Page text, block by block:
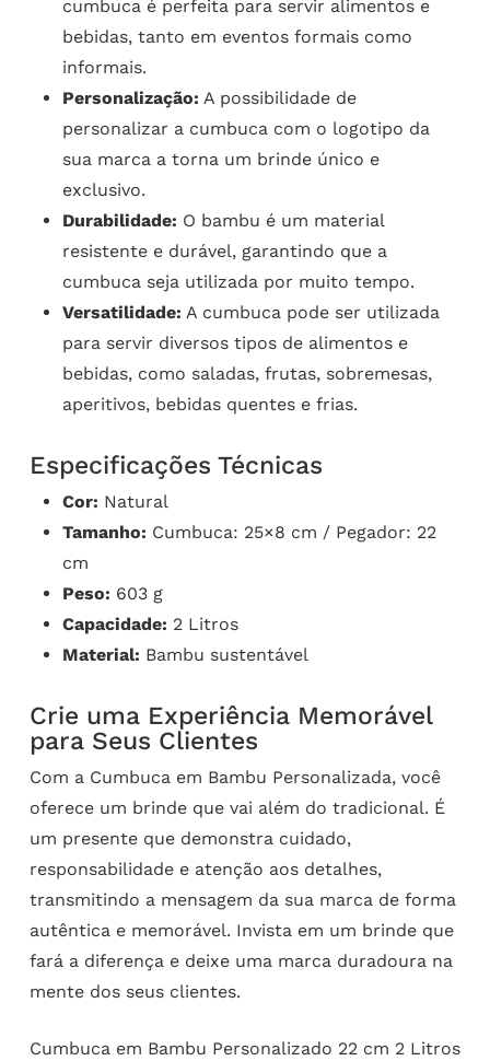
cumbuca é perfeita para servir alimentos e
bebidas, tanto em eventos formais como
informais.
Personalização: A possibilidade de
personalizar a cumbuca com o logotipo da
sua marca a torna um brinde único e
exclusivo.
Durabilidade: O bambu é um material
resistente e durável, garantindo que a
cumbuca seja utilizada por muito tempo.
Versatilidade: A cumbuca pode ser utilizada
para servir diversos tipos de alimentos e
bebidas, como saladas, frutas, sobremesas,
aperitivos, bebidas quentes e frias.
Especificações Técnicas
Cor: Natural
Tamanho: Cumbuca: 25×8 cm / Pegador: 22
cm
Peso: 603 g
Capacidade: 2 Litros
Material: Bambu sustentável
Crie uma Experiência Memorável
para Seus Clientes
Com a Cumbuca em Bambu Personalizada, você
oferece um brinde que vai além do tradicional. É
um presente que demonstra cuidado,
responsabilidade e atenção aos detalhes,
transmitindo a mensagem da sua marca de forma
autêntica e memorável. Invista em um brinde que
fará a diferença e deixe uma marca duradoura na
mente dos seus clientes.
Cumbuca em Bambu Personalizado 22 cm 2 Litros